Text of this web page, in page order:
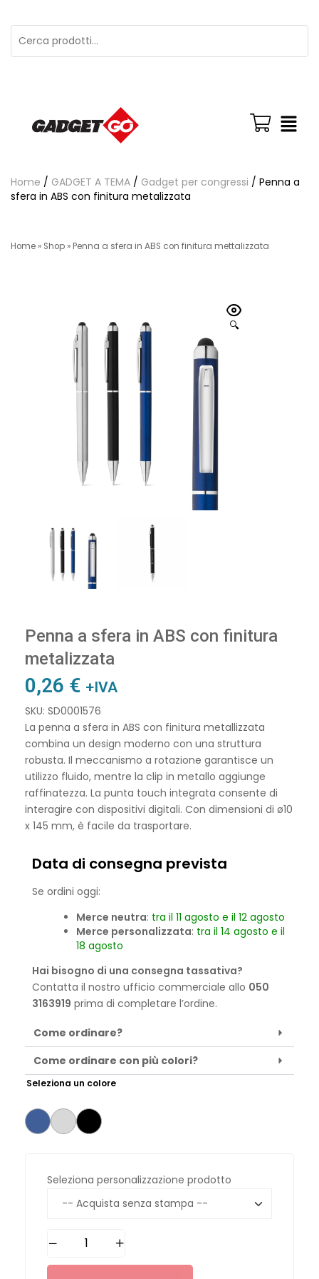
Home / GADGET A TEMA / Gadget per congressi / Penna a
sfera in ABS con finitura metalizzata
Home » Shop » Penna a sfera in ABS con finitura mettalizzata
🔍
Penna a sfera in ABS con finitura
metalizzata
0,26 € +IVA
SKU: SD0001576
La penna a sfera in ABS con finitura metallizzata
combina un design moderno con una struttura
robusta. Il meccanismo a rotazione garantisce un
utilizzo fluido, mentre la clip in metallo aggiunge
raffinatezza. La punta touch integrata consente di
interagire con dispositivi digitali. Con dimensioni di ø10
x 145 mm, è facile da trasportare.
Data di consegna prevista
Se ordini oggi:
Merce neutra: tra il 11 agosto e il 12 agosto
Merce personalizzata: tra il 14 agosto e il
18 agosto
Hai bisogno di una consegna tassativa?
Contatta il nostro ufficio commerciale allo 050
3163919 prima di completare l’ordine.
Come ordinare?
Come ordinare con più colori?
Seleziona un colore
Seleziona personalizzazione prodotto